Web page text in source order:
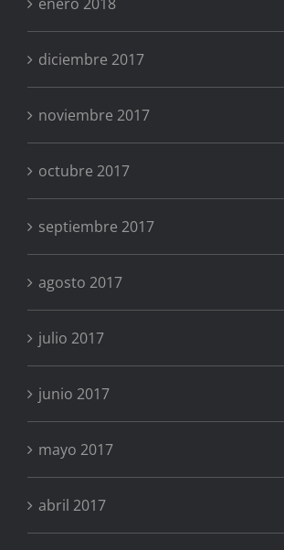
diciembre 2017
noviembre 2017
octubre 2017
septiembre 2017
agosto 2017
julio 2017
junio 2017
mayo 2017
abril 2017